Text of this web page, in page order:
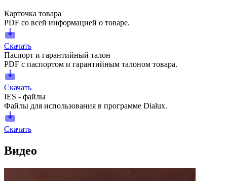
Карточка товара
PDF со всей информацией о товаре.
Скачать
Паспорт и гарантийный талон
PDF с паспортом и гарантийным талоном товара.
Скачать
IES - файлы
Файлы для использования в программе Dialux.
Скачать
Видео